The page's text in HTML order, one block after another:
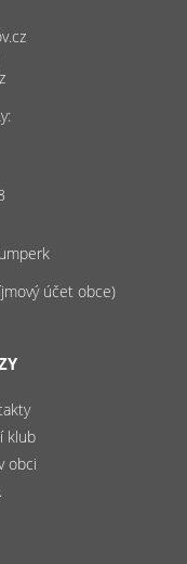
účet obce)
klub
obci